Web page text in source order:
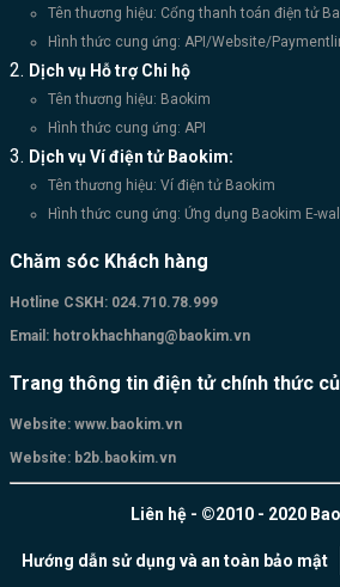
Tên thương hiệu: Cổng thanh toán điện tử
Hình thức cung ứng: API/Website/
Dịch vụ Hỗ trợ Chi hộ
Tên thương hiệu: Baokim
Hình thức cung ứng: API
Dịch vụ Ví điện tử Baokim:
Tên thương hiệu: Ví điện tử Baokim
Hình thức cung ứng: Ứng dụng Baokim E-
Chăm sóc Khách hàng
Hotline CSKH: 024.710.78.999
Email: hotrokhachhang@baokim.vn
Trang thông tin điện tử chính thức
Website: www.baokim.vn
Website: b2b.baokim.vn
Liên hệ - ©2010 - 2020
Hướng dẫn sử dụng và an toàn bảo mật